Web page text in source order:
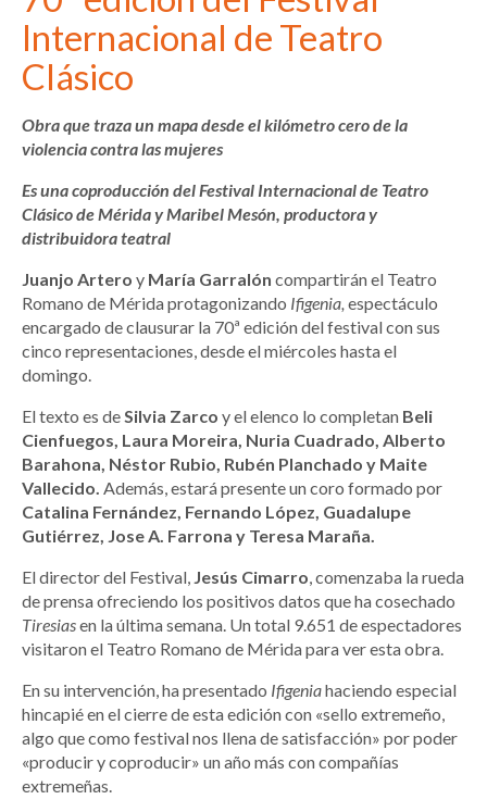
Internacional de Teatro
Clásico
Obra que traza un mapa desde el kilómetro cero de la
violencia contra las mujeres
Es una coproducción del Festival Internacional de Teatro
Clásico de Mérida y Maribel Mesón, productora y
distribuidora teatral
Juanjo Artero y María Garralón compartirán el Teatro
Romano de Mérida protagonizando Ifigenia, espectáculo
encargado de clausurar la 70ª edición del festival con sus
cinco representaciones, desde el miércoles hasta el
domingo.
El texto es de Silvia Zarco y el elenco lo completan Beli
Cienfuegos, Laura Moreira, Nuria Cuadrado, Alberto
Barahona, Néstor Rubio, Rubén Planchado y Maite
Vallecido. Además, estará presente un coro formado por
Catalina Fernández, Fernando López, Guadalupe
Gutiérrez, Jose A. Farrona y Teresa Maraña.
El director del Festival, Jesús Cimarro , comenzaba la rueda
de prensa ofreciendo los positivos datos que ha cosechado
Tiresiasen la última semana. Un total 9.651 de espectadores
visitaron el Teatro Romano de Mérida para ver esta obra.
En su intervención, ha presentado Ifigeniahaciendo especial
hincapié en el cierre de esta edición con «sello extremeño,
algo que como festival nos llena de satisfacción» por poder
«producir y coproducir» un año más con compañías
extremeñas.